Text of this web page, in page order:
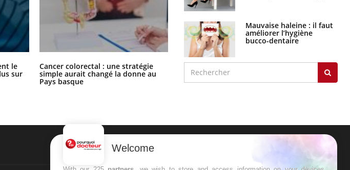
le
sur
Cancer colorectal : une stratégie
simple aurait changé la donne au
Pays basque
Chikungunya, dengue, West Nile :
que se passe-t-il dans le sud de la
Mauvaise haleine : il faut
améliorer l’hygiène
bucco-dentaire
NEWSLETTER
Welcome